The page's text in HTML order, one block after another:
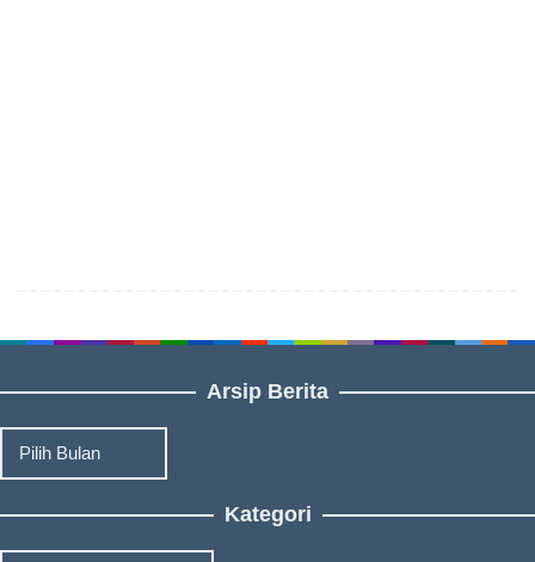
Arsip Berita
Kategori